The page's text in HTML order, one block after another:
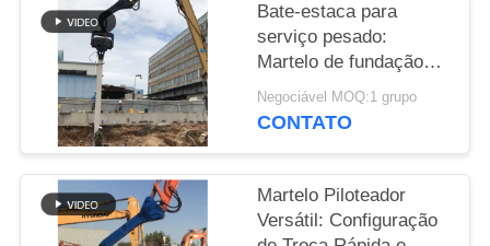
PRIVACY
POLICY
Bate-estaca para
serviço pesado:
Martelo de fundação
offshore para
instalação eficiente de
Negociável MOQ:1 grupo
CONTATO
Martelo Piloteador
Versátil: Configuração